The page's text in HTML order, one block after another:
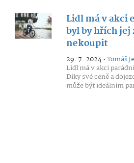
Lidl má v akci
byl by hřích jej
nekoupit
29. 7. 2024 •Tomáš
Lidl má v akci
Díky své ceně a
může být ideálním